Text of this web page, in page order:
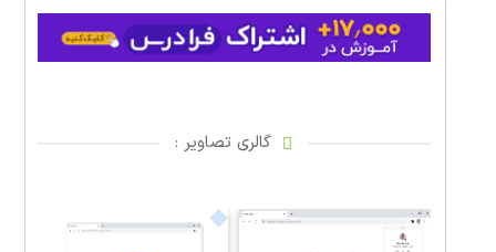
گالری تصاویر :